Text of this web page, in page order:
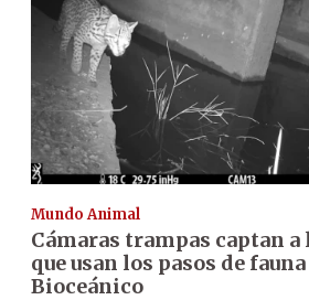
Mundo Animal
Cámaras trampas captan a
que usan los pasos de
Bioceánico